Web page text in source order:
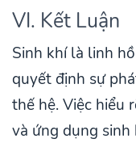
VI. Kết Luận
Sinh khí là linh
quyết định sự
thế hệ. Việc hiểu
và ứng dụng